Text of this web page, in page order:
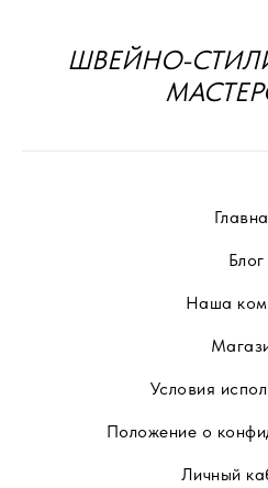
ШВЕЙНО-
Блог
Наша
Условия
Положение о
Личный